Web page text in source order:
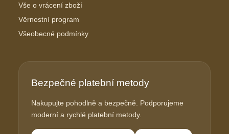
Vše o vrácení zboží
Věrnostní program
Všeobecné podmínky
Bezpečné platební metody
Nakupujte pohodlně a bezpečně. Podporujeme
moderní a rychlé platební metody.